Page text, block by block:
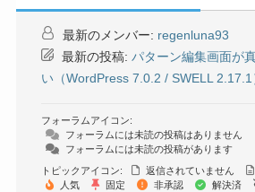
最新のメンバー: regenluna93
最新の投稿: パターン編集画面が
い（WordPress 7.0.2 / SWELL 2.17.1
フォーラムアイコン:
フォーラムには未読の投稿はありません
フォーラムには未読の投稿があります
トピックアイコン:
返信されていません
人気
固定 非承認 解決済